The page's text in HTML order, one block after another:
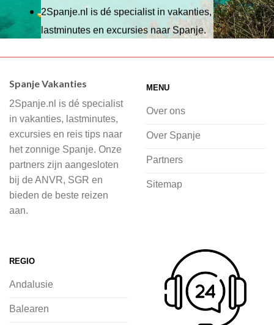
2Spanje.nl is dé specialist in vakanties,
lastminutes en excursies naar Spanje.
Wij hebben een breed scala aan
of je nu wilt relaxen op het strand,
cultuur wilt ontdekken of avontuur zoekt
in de natuur.
Bij 2Spanje.nl begint de voorpret al
voordat je het vliegtuig instapt, door
inspiratie op te doen over dit zonnige
vliegvakantie zoeken en boeken bij
2Spanje.nl, met een team dat altijd
klaarstaat om eventuele vragen te
beantwoorden en ervoor te zorgen dat
Spanje Vakanties
2Spanje.nl is dé specialist
in vakanties, lastminutes,
excursies en reis tips naar
het zonnige Spanje. Onze
partners zijn aangesloten
bij de ANVR, SGR en
bieden de beste reizen
aan.
MENU
Over ons
Over Spanje
Partners
Sitemap
REGIO
Andalusie
Balearen